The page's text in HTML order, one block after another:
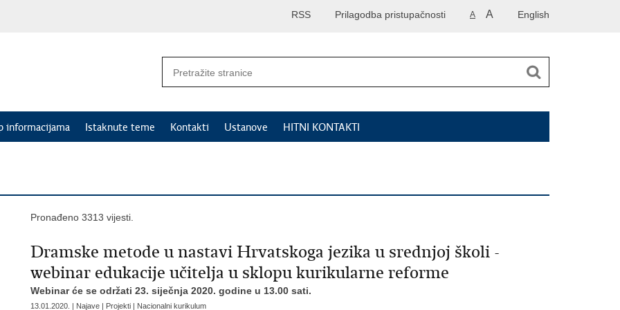
English
A A
Prilagodba pristupačnosti
RSS
informacijama Istaknute teme Kontakti Ustanove HITNI KONTAKTI
Pronađeno 3313 vijesti.
Dramske metode u nastavi Hrvatskoga jezika u srednjoj školi -
webinar edukacije učitelja u sklopu kurikularne reforme
Webinar će se održati 23. siječnja 2020. godine u 13.00 sati.
13.01.2020. | Najave | Projekti | Nacionalni kurikulum